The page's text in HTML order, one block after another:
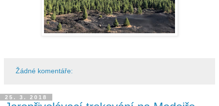
Žádné komentáře:
25. 3. 2018